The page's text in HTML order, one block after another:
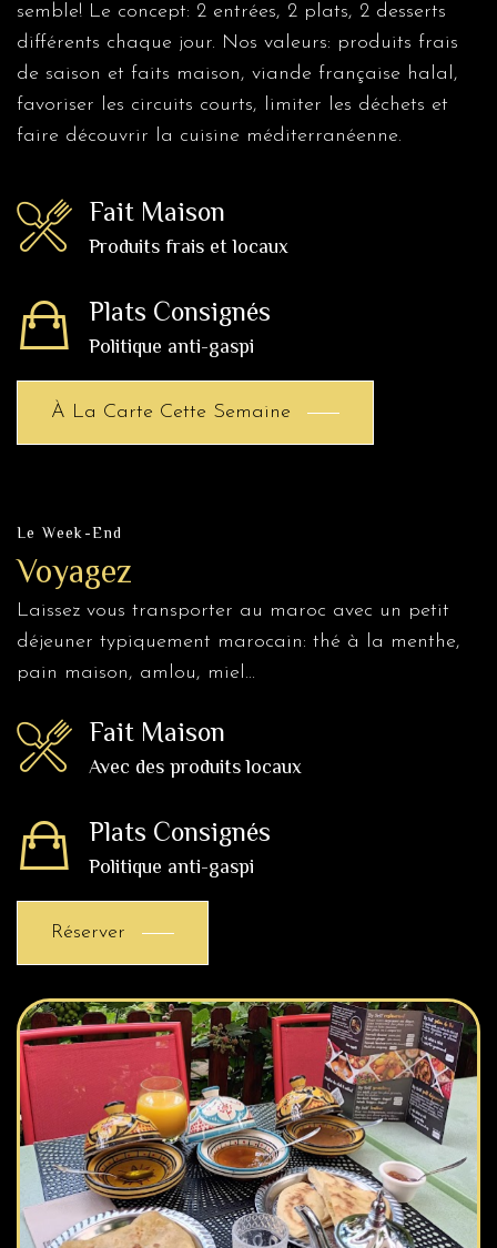
semble! Le concept: 2 entrées, 2 plats, 2 desserts
différents chaque jour. Nos valeurs: produits frais
de saison et faits maison, viande française halal,
favoriser les circuits courts, limiter les déchets et
faire découvrir la cuisine méditerranéenne.
Fait Maison
Produits frais et locaux
Plats Consignés
Politique anti-gaspi
À La Carte Cette Semaine
Le Week-End
Voyagez
Laissez vous transporter au maroc avec un petit
déjeuner typiquement marocain: thé à la menthe,
pain maison, amlou, miel...
Fait Maison
Avec des produits locaux
Plats Consignés
Politique anti-gaspi
Réserver